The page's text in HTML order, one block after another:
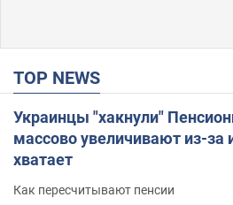
TOP NEWS
Украинцы "хакнули"
массово увеличивают из-за
хватает
Как пересчитывают пенсии